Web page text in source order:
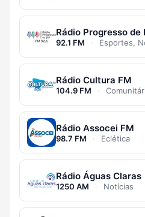
Rádio Progresso de
92.1 FM · Esportes,
Rádio Cultura FM
104.9 FM ·
Rádio Assocei FM
98.7 FM · Eclética
Rádio Águas Claras
1250 AM · Notícias